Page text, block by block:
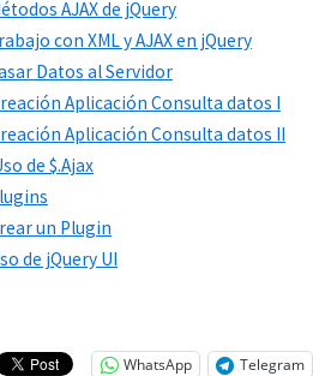
AJAX de jQuery
con XML y AJAX en jQuery
Datos al Servidor
Aplicación Consulta datos I
Aplicación Consulta datos II
de $.Ajax
un Plugin
de jQuery UI
WhatsApp Telegram